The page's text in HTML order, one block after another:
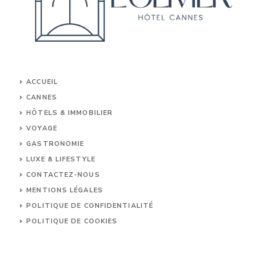
ACCUEIL
CANNES
HÔTELS & IMMOBILIER
VOYAGE
GASTRONOMIE
LUXE & LIFESTYLE
CONTACTEZ-NOUS
MENTIONS LÉGALES
POLITIQUE DE CONFIDENTIALITÉ
POLITIQUE DE COOKIES